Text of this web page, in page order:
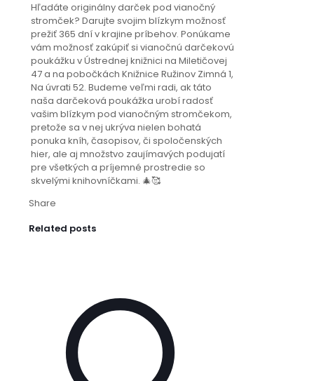
Hľadáte originálny darček pod vianočný
stromček? Darujte svojim blízkym možnosť
prežiť 365 dní v krajine príbehov. Ponúkame
vám možnosť zakúpiť si vianočnú darčekovú
poukážku v Ústrednej knižnici na Miletičovej
47 a na pobočkách Knižnice Ružinov Zimná 1,
Na úvrati 52. Budeme veľmi radi, ak táto
naša darčeková poukážka urobí radosť
vašim blízkym pod vianočným stromčekom,
pretože sa v nej ukrýva nielen bohatá
ponuka kníh, časopisov, či spoločenských
hier, ale aj množstvo zaujímavých podujatí
pre všetkých a príjemné prostredie so
skvelými knihovníčkami. 🎄🥰
Share
Related posts